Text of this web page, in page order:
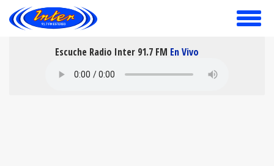
toggle
Escuche Radio Inter 91.7 FM En Vivo